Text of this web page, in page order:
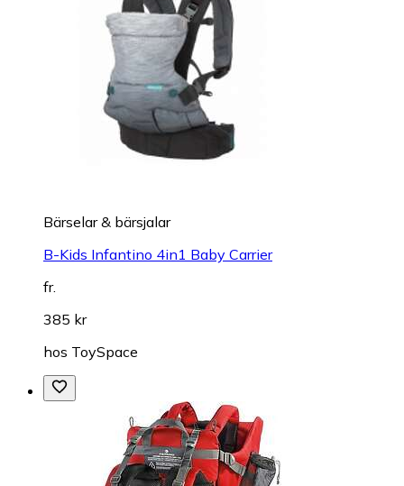
Bärselar & bärsjalar
B-Kids Infantino 4in1 Baby Carrier
fr.
385 kr
hos ToySpace